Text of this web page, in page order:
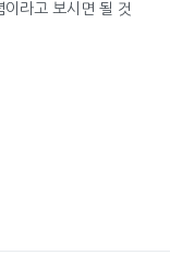
라고 보시면 될 것